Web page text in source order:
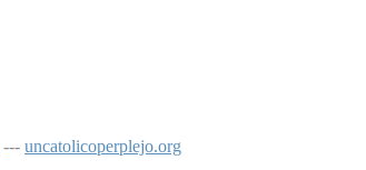
--- uncatolicoperplejo.org